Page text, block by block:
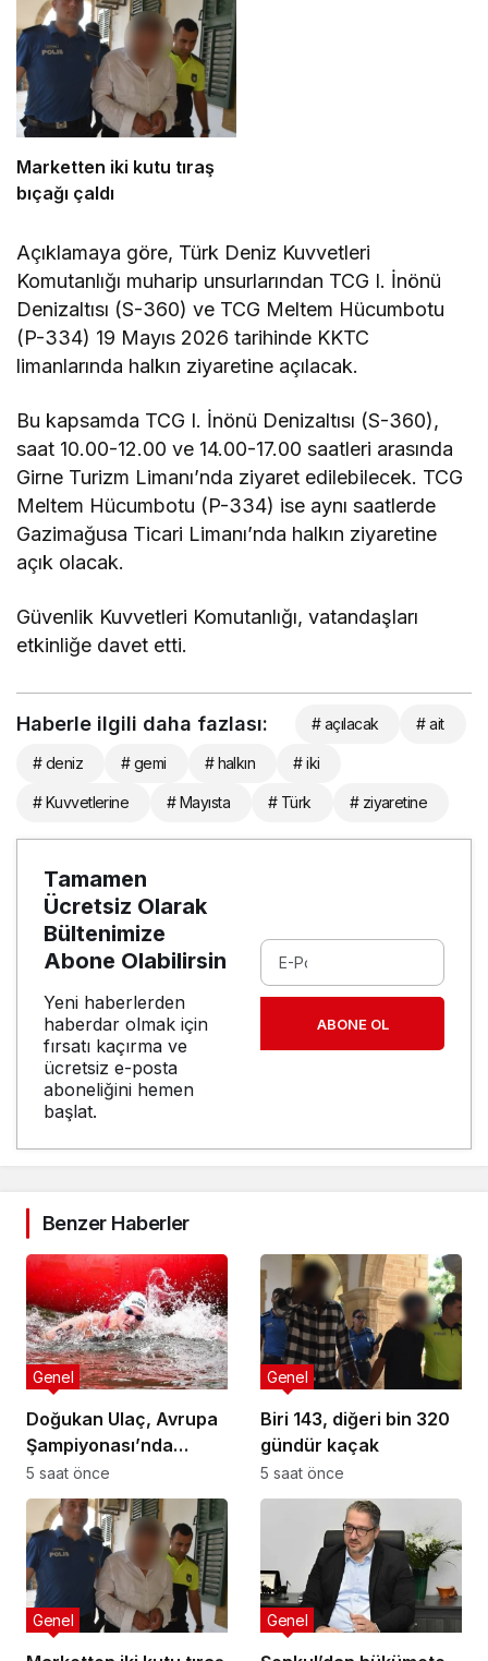
Marketten iki kutu tıraş
bıçağı çaldı
Açıklamaya göre, Türk Deniz Kuvvetleri
Komutanlığı muharip unsurlarından TCG I. İnönü
Denizaltısı (S-360) ve TCG Meltem Hücumbotu
(P-334) 19 Mayıs 2026 tarihinde KKTC
limanlarında halkın ziyaretine açılacak.
Bu kapsamda TCG I. İnönü Denizaltısı (S-360),
saat 10.00-12.00 ve 14.00-17.00 saatleri arasında
Girne Turizm Limanı’nda ziyaret edilebilecek. TCG
Meltem Hücumbotu (P-334) ise aynı saatlerde
Gazimağusa Ticari Limanı’nda halkın ziyaretine
açık olacak.
Güvenlik Kuvvetleri Komutanlığı, vatandaşları
etkinliğe davet etti.
Haberle ilgili daha fazlası: # açılacak # ait
# deniz # gemi # halkın # iki
# Kuvvetlerine # Mayısta # Türk # ziyaretine
Tamamen
Ücretsiz Olarak
Bültenimize
Abone Olabilirsin
Yeni haberlerden
haberdar olmak için
fırsatı kaçırma ve
ücretsiz e-posta
aboneliğini hemen
başlat.
ABONE OL
Benzer Haberler
Doğukan Ulaç, Avrupa
Şampiyonası’nda
Türkiye Milli Takımı ile
mücadele etti
Genel
5 saat önce
Biri 143, diğeri bin 320
gündür kaçak
Genel
5 saat önce
Genel Genel